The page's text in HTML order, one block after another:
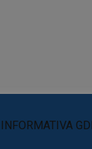
INFORMATIVA